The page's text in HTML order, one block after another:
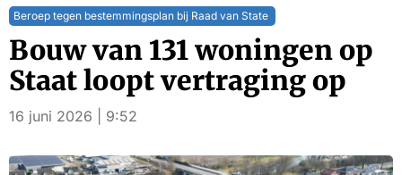
Beroep tegen bestemmingsplan bij Raad van State
Bouw van 131 woningen op
Staat loopt vertraging op
16 juni 2026 | 9:52